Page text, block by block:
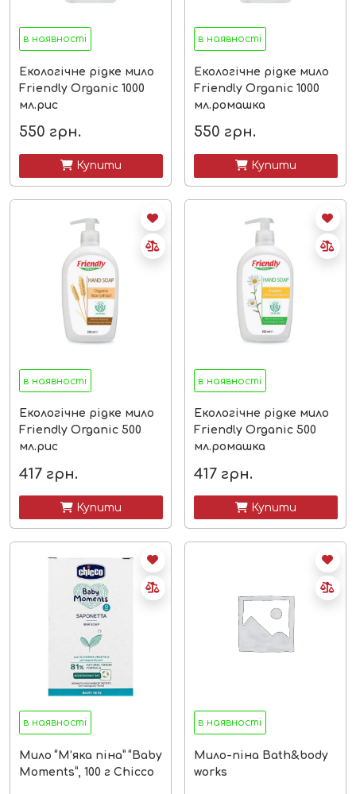
в наявності
Екологічне рідке мило
Friendly Organic 1000
мл.рис
550 грн.
 Купити
в наявності
Екологічне рідке мило
Friendly Organic 1000
мл.ромашка
550 грн.
 Купити
в наявності
Екологічне рідке мило
Friendly Organic 500
мл.рис
417грн.
 Купити
в наявності
Екологічне рідке мило
Friendly Organic 500
мл.ромашка
417грн.
 Купити
в наявності
Мило “М’яка піна” “Baby
Moments”, 100 г Chicco
в наявності
Мило-піна Bath&body
works